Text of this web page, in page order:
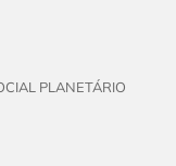
PLANETÁRIO